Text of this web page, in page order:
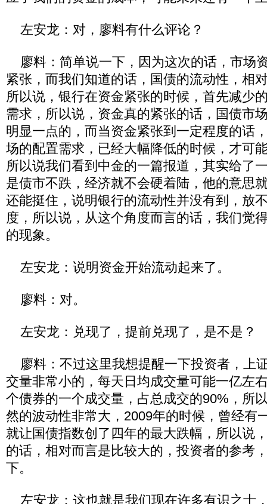
左安龙：对，廖料有什么评论？
廖料：简单说一下，因为这次的话，市场
紧张，而我们知道的话，国债的流动性，相
所以说，银行在资金紧张的时候，首先减少
需求，所以说，资金真的紧张的话，国债市
明显一点的，而当资金紧张到一定程度的话
场的配置需求，已经大幅降低的时候，才可
所以说我们看到中金的一篇报道，其实给了
是债市不跌，经济就不会硬着陆，他的意思
还能挺住，说明银行的流动性并没有到，放
度，所以说，从这个角度而言的话，我们觉
的现象。
左安龙：说明资金开始流动起来了。
廖料：对。
左安龙：兑现了，提前兑现了，是不是？
廖料：不过这里我想提醒一下投资者，上
交量非常小的，每天日均成交量可能一亿左
个债券的一个成交量，占总成交的90%，所
然的波动性非常大，2009年的时候，曾经有
就让国债指数创了四年的最大跌幅，所以说
的话，相对而言是比较大的，投资者的参考
下。
左安龙：这也就是我们现在许多有识之士